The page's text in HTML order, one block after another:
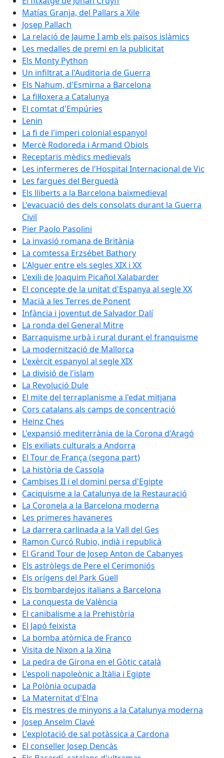
Matías Granja, del Pallars a Xile
Josep Pallach
La relació de Jaume I amb els països islàmics
Les medalles de premi en la publicitat
Els Monty Python
Un infiltrat a l'Auditoria de Guerra
Els Nahum, d'Esmirna a Barcelona
La fil·loxera a Catalunya
El comtat d'Empúries
Lenin
La fi de l'imperi colonial espanyol
Mercè Rodoreda i Armand Obiols
Receptaris mèdics medievals
Les infermeres de l'Hospital Internacional de Vic
Les fargues del Berguedà
Els lliberts a la Barcelona baixmedieval
L'evacuació des dels consolats durant la Guerra
Civil
Pier Paolo Pasolini
La invasió romana de Britània
La comtessa Erzsébet Bathory
L'Alguer entre els segles XIX i XX
L'exili de Joaquim Picañol Xalabarder
El concepte de la unitat d'Espanya al segle XX
Macià a les Terres de Ponent
Infància i joventut de Salvador Dalí
La ronda del General Mitre
Barraquisme urbà i rural durant el franquisme
La modernització de Mallorca
L'exèrcit espanyol al segle XIX
La divisió de l'islam
La Revolució Dule
El mite del terraplanisme a l'edat mitjana
Cors catalans als camps de concentració
Heinz Ches
L'expansió mediterrània de la Corona d'Aragó
Els exiliats culturals a Andorra
El Tour de França (segona part)
La història de Cassola
Cambises II i el domini persa d'Egipte
Caciquisme a la Catalunya de la Restauració
La Coronela a la Barcelona moderna
Les primeres havaneres
La darrera carlinada a la Vall del Ges
Ramon Curcó Rubio, indià i republicà
El Grand Tour de Josep Anton de Cabanyes
Els astròlegs de Pere el Cerimoniós
Els orígens del Park Güell
Els bombardejos italians a Barcelona
La conquesta de València
El canibalisme a la Prehistòria
El Japó feixista
La bomba atòmica de Franco
Visita de Nixon a la Xina
La pedra de Girona en el Gòtic català
L'espoli napoleònic a Itàlia i Egipte
La Polònia ocupada
La Maternitat d'Elna
Els mestres de minyons a la Catalunya moderna
Josep Anselm Clavé
L'explotació de sal potàssica a Cardona
El conseller Josep Dencàs